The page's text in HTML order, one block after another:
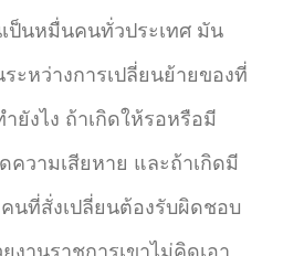
ป็นหมื่นคนทั่วประเทศ มัน
ระหว่างการเปลี่ยนย้ายของที่
ยังไง ถ้าเกิดให้รอหรือมี
ความเสียหาย และถ้าเกิดมี
นที่สั่งเปลี่ยนต้องรับผิดชอบ